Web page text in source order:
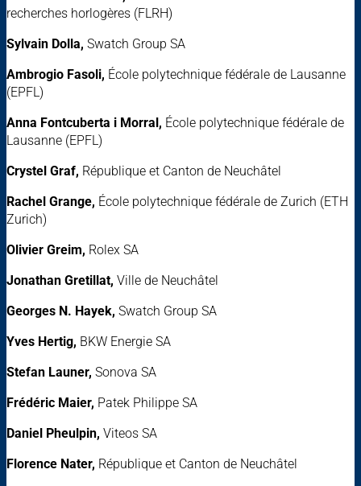
recherches horlogères (FLRH)
Sylvain Dolla, Swatch Group SA
Ambrogio Fasoli, École polytechnique fédérale de Lausanne
(EPFL)
Anna Fontcuberta i Morral, École polytechnique fédérale de
Lausanne (EPFL)
Crystel Graf, République et Canton de Neuchâtel
Rachel Grange, École polytechnique fédérale de Zurich (ETH
Zurich)
Olivier Greim, Rolex SA
Jonathan Gretillat, Ville de Neuchâtel
Georges N. Hayek, Swatch Group SA
Yves Hertig, BKW Energie SA
Stefan Launer, Sonova SA
Frédéric Maier, Patek Philippe SA
Daniel Pheulpin, Viteos SA
Florence Nater, République et Canton de Neuchâtel